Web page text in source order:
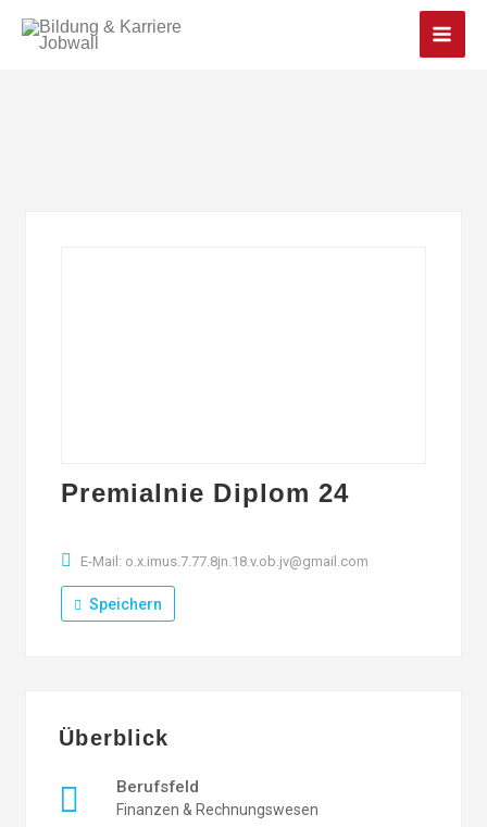
Main
Premialnie Diplom 24
E-Mail: o.x.imus.7.77.8jn.18.v.ob.jv@gmail.com
Speichern
Überblick
Berufsfeld
Finanzen & Rechnungswesen